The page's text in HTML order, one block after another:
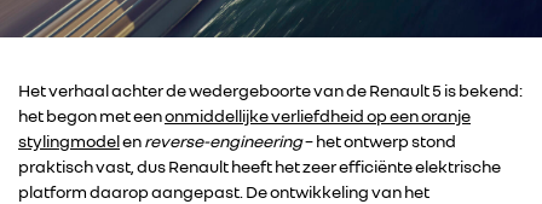
Het verhaal achter de wedergeboorte van de Renault 5 is bekend:
het begon met eenonmiddellijke verliefdheid op een oranje
stylingmodelenreverse-engineering– het ontwerp stond
praktisch vast, dus Renault heeft het zeer efficiënte elektrische
platform daarop aangepast. De ontwikkeling van het